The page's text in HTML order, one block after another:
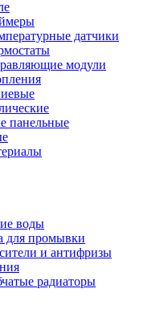
датчики
модули
панельные
воды
для промывки
и антифризы
радиаторы